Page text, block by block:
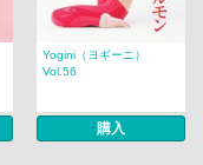
Yogini（ヨギーニ）
Vol.56
購入